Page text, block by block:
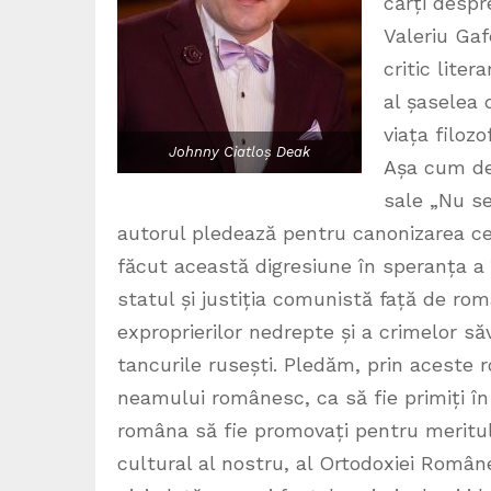
Johnny Ciatloș Deak
Valeriu
critic
al șaselea
viața
Așa cum
sale „Nu
autorul pledează pentru canonizarea
făcut această digresiune în speranța
statul și justiția comunistă față de
exproprierilor nedrepte și a crimelor
tancurile rusești. Pledăm, prin aceste
neamului românesc, ca să fie primiți
româna să fie promovați pentru
cultural al nostru, al Ortodoxiei